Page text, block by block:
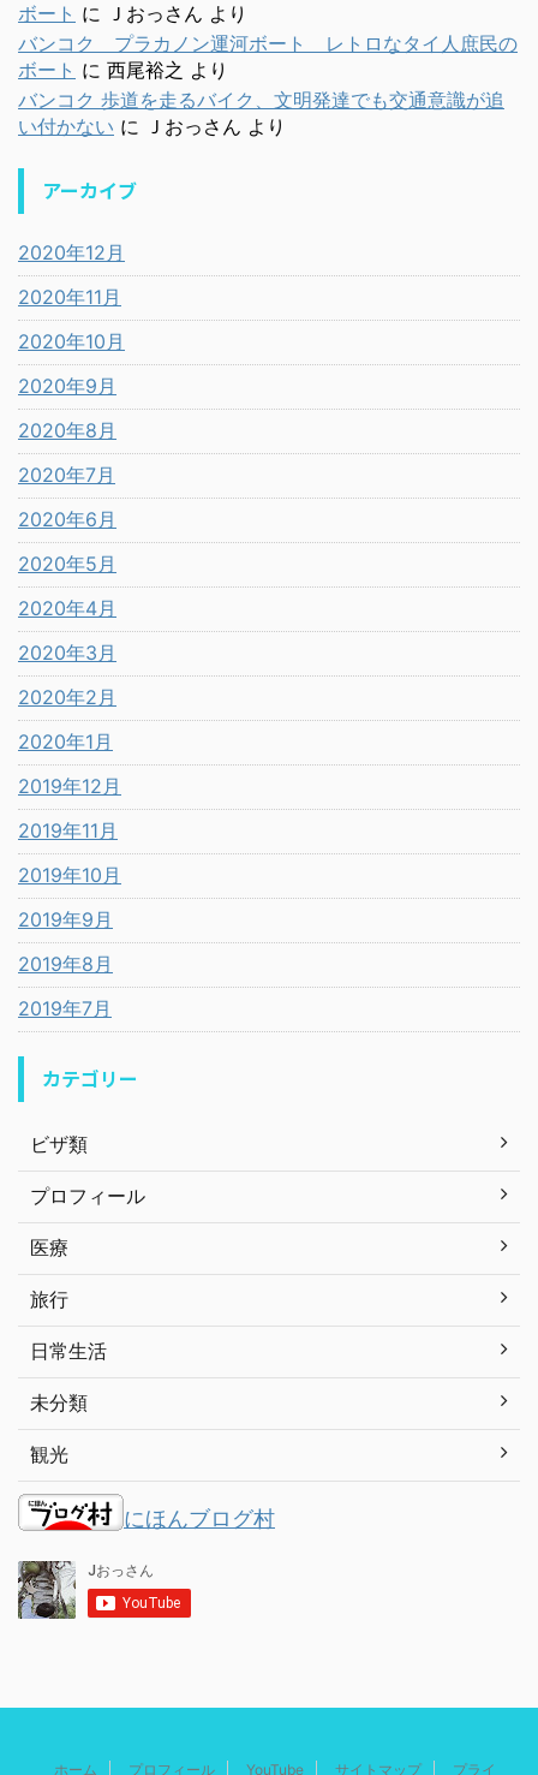
ボート に Ｊおっさん より
バンコク プラカノン運河ボート レトロなタイ人庶民の
ボート に 西尾裕之 より
バンコク 歩道を走るバイク、文明発達でも交通意識が追
い付かない に Ｊおっさん より
アーカイブ
2020年12月
2020年11月
2020年10月
2020年9月
2020年8月
2020年7月
2020年6月
2020年5月
2020年4月
2020年3月
2020年2月
2020年1月
2019年12月
2019年11月
2019年10月
2019年9月
2019年8月
2019年7月
カテゴリー
ビザ類
プロフィール
医療
旅行
日常生活
未分類
観光
にほんブログ村
ホーム プロフィール YouTube サイトマップ プライ